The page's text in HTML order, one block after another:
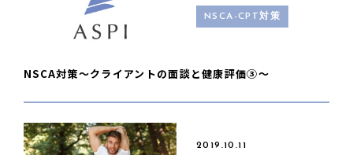
NSCA-CPT対策
NSCA対策〜クライアントの面談と健康評価③〜
2019.10.11